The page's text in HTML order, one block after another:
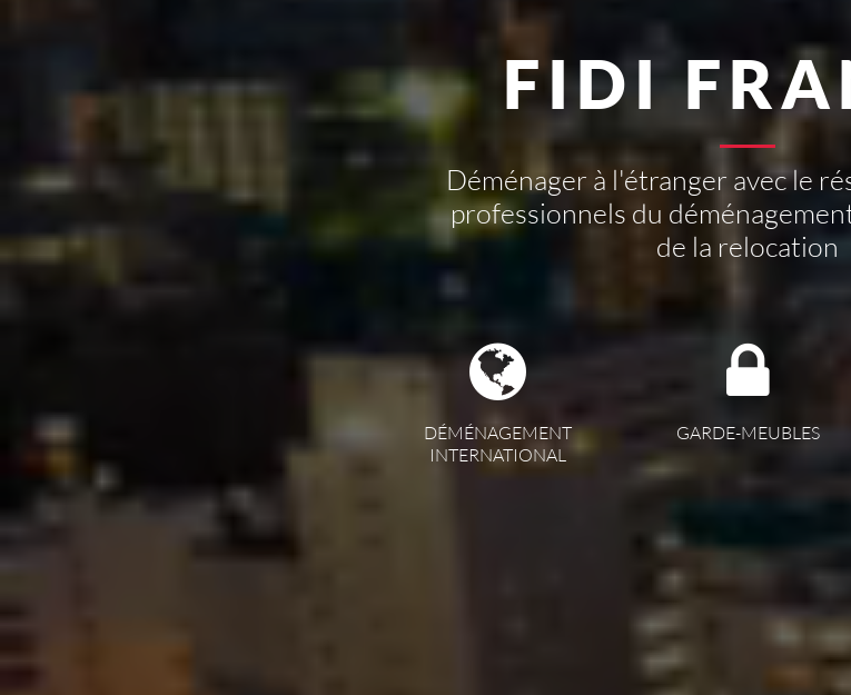
FIDI
Déménager à l'étranger avec le
professionnels du
de la relocation
DÉMÉNAGEMENT
INTERNATIONAL
GARDE-MEUBLES